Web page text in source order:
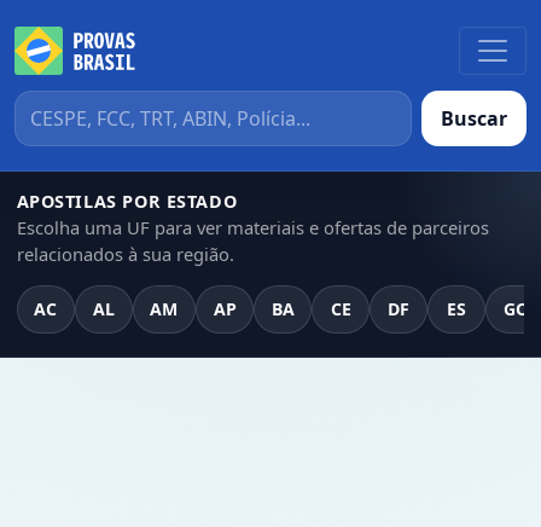
Buscar
APOSTILAS POR ESTADO
Escolha uma UF para ver materiais e ofertas de parceiros
relacionados à sua região.
AC AL AM AP BA CE DF ES GO